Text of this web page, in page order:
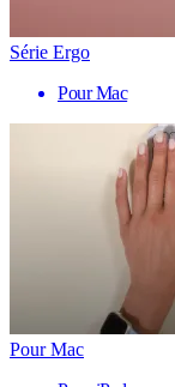
Série Ergo
Pour Mac
Pour Mac